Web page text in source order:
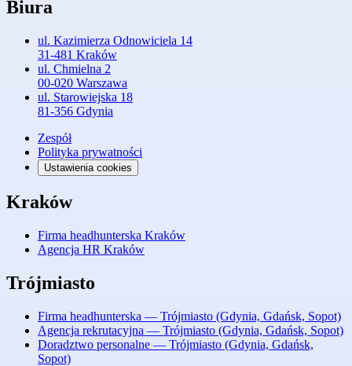
Biura
ul. Kazimierza Odnowiciela 14
31-481 Kraków
ul. Chmielna 2
00-020 Warszawa
ul. Starowiejska 18
81-356 Gdynia
Zespół
Polityka prywatności
Ustawienia cookies
Kraków
Firma headhunterska Kraków
Agencja HR Kraków
Trójmiasto
Firma headhunterska — Trójmiasto (Gdynia, Gdańsk, Sopot)
Agencja rekrutacyjna — Trójmiasto (Gdynia, Gdańsk, Sopot)
Doradztwo personalne — Trójmiasto (Gdynia, Gdańsk,
Sopot)